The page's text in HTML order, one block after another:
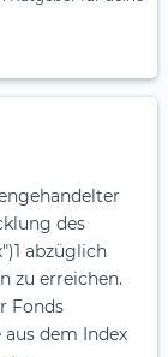
des
abzüglich
zu erreichen.
Fonds
dem Index